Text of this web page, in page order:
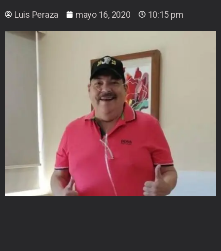
Luis Peraza mayo 16, 2020 10:15 pm